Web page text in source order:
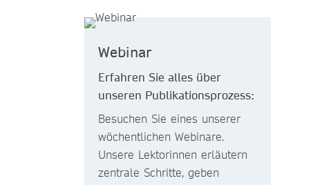
Webinar
Erfahren Sie alles über
unseren Publikationsprozess:
Besuchen Sie eines unserer
wöchentlichen Webinare.
Unsere Lektorinnen erläutern
zentrale Schritte, geben